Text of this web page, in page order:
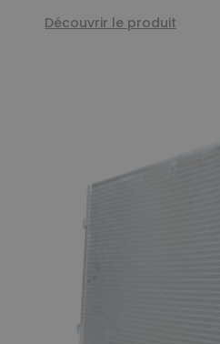
Découvrir le produit